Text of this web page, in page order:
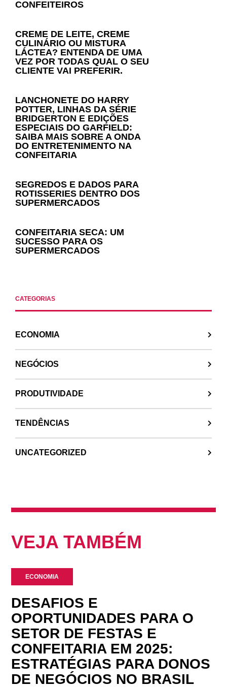
CONFEITEIROS
CREME DE LEITE, CREME
CULINÁRIO OU MISTURA
LÁCTEA? ENTENDA DE UMA
VEZ POR TODAS QUAL O SEU
CLIENTE VAI PREFERIR.
LANCHONETE DO HARRY
POTTER, LINHAS DA SÉRIE
BRIDGERTON E EDIÇÕES
ESPECIAIS DO GARFIELD:
SAIBA MAIS SOBRE A ONDA
DO ENTRETENIMENTO NA
CONFEITARIA
SEGREDOS E DADOS PARA
ROTISSERIES DENTRO DOS
SUPERMERCADOS
CONFEITARIA SECA: UM
SUCESSO PARA OS
SUPERMERCADOS
CATEGORIAS
ECONOMIA
NEGÓCIOS
PRODUTIVIDADE
TENDÊNCIAS
UNCATEGORIZED
VEJA TAMBÉM
ECONOMIA
DESAFIOS E
OPORTUNIDADES PARA O
SETOR DE FESTAS E
CONFEITARIA EM 2025:
ESTRATÉGIAS PARA DONOS
DE NEGÓCIOS NO BRASIL